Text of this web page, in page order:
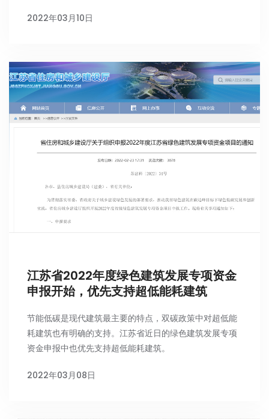
2022年03月10日
江苏省2022年度绿色建筑发展专项资金
申报开始，优先支持超低能耗建筑
节能低碳是现代建筑最主要的特点，双碳政策中对超低能
耗建筑也有明确的支持。江苏省近日的绿色建筑发展专项
资金申报中也优先支持超低能耗建筑。
2022年03月08日